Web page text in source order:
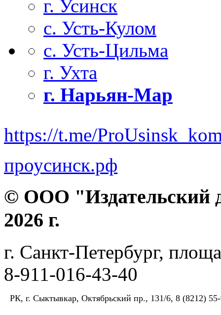
г. Усинск
с. Усть-Кулом
с. Усть-Цильма
г. Ухта
г. Нарьян-Мар
https://t.me/
проусинск.рф
© ООО "Издательский
2026 г.
г. Санкт-Петербург,
8-911-016-43-40
РК, г. Сыктывкар, Октябрьский пр., 131/6, 8 (8212)